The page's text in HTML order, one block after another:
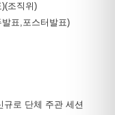
조직위)
표,포스터발표)
규로 단체 주관 세션